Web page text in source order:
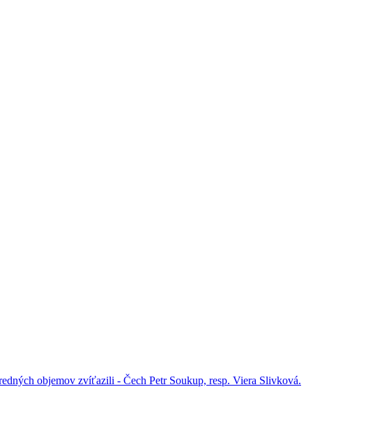
objemov zvíťazili - Čech Petr Soukup, resp. Viera Slivková.